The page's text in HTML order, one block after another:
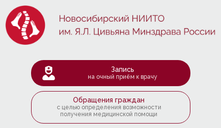
Запись
на очный приём к врачу
Обращения граждан
с целью определения возможности
получения медицинской помощи